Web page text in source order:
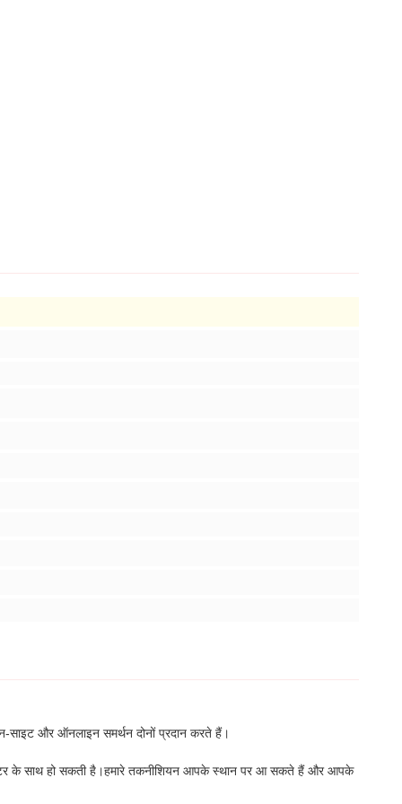
साइट और ऑनलाइन समर्थन दोनों प्रदान करते हैं।
के साथ हो सकती है।हमारे तकनीशियन आपके स्थान पर आ सकते हैं और आपके